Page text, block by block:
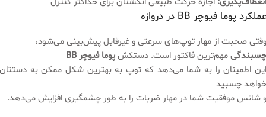
عملکرد پوما فیوچر BB در دروازه
وقتی صحبت از مهار توپ‌های سرعتی و غیرقابل پیش‌بینی می‌شود،
چسبندگیمهم‌ترین فاکتور است. دستکشپوما فیوچر BB
این اطمینان را به شما می‌دهد که توپ به بهترین شکل ممکن به دستتان
خواهد چسبید
و شانس موفقیت شما در مهار ضربات را به طور چشمگیری افزایش می‌دهد.